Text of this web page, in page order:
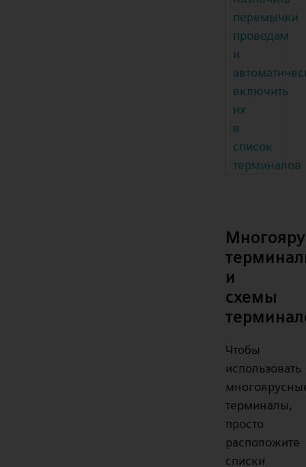
перемычки
проводам
и
включить
их
в
список
терминалов
и
схемы
Чтобы
использовать
терминалы,
просто
расположите
списки